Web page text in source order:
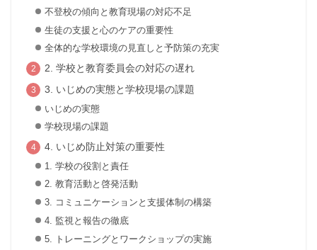
不登校の傾向と教育現場の対応不足
生徒の支援と心のケアの重要性
全体的な学校環境の見直しと予防策の充実
2. 学校と教育委員会の対応の遅れ
3. いじめの実態と学校現場の課題
いじめの実態
学校現場の課題
4. いじめ防止対策の重要性
1. 学校の役割と責任
2. 教育活動と啓発活動
3. コミュニケーションと支援体制の構築
4. 監視と報告の徹底
5. トレーニングとワークショップの実施